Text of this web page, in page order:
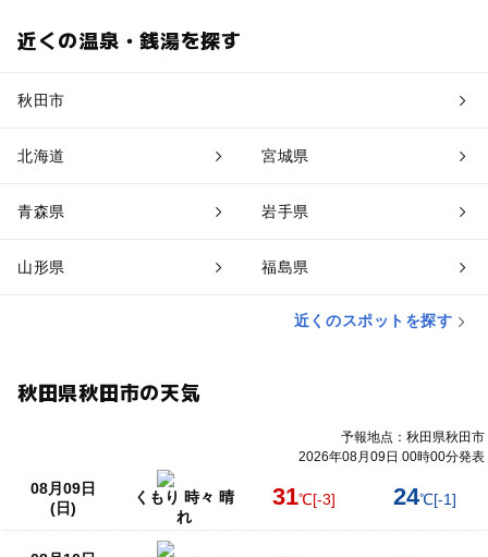
近くの温泉・銭湯を探す
秋田市
北海道 宮城県
青森県 岩手県
山形県 福島県
近くのスポットを探す
秋田県秋田市の天気
予報地点：秋田県秋田市
2026年08月09日 00時00分発表
08月09日
(日)
くもり 時々 晴
れ
31℃[-3] 24℃[-1]